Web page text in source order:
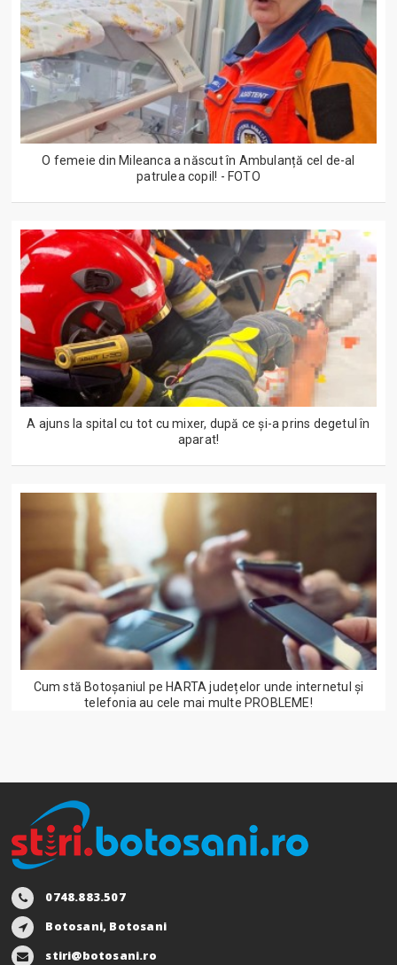
O femeie din Mileanca a născut în Ambulanță cel de-al
patrulea copil! - FOTO
A ajuns la spital cu tot cu mixer, după ce și-a prins degetul în
aparat!
Cum stă Botoșaniul pe HARTA județelor unde internetul și
telefonia au cele mai multe PROBLEME!
0748.883.507
Botosani, Botosani
stiri@botosani.ro